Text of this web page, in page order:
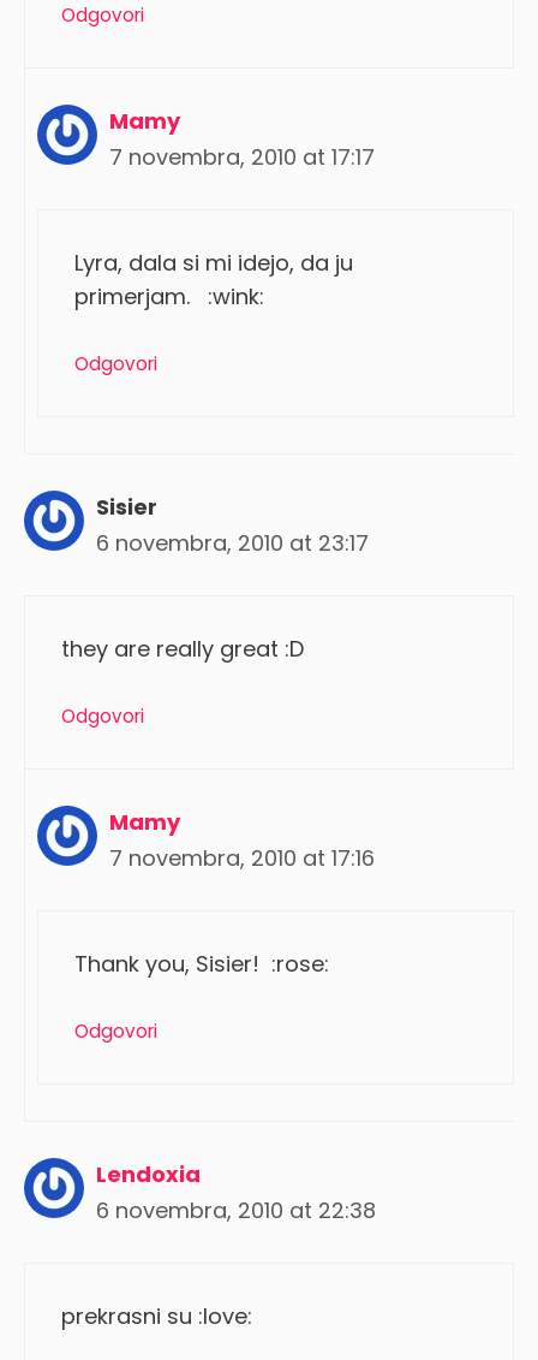
Odgovori
Mamy
7 novembra, 2010 at 17:17
Lyra, dala si mi idejo, da ju
primerjam. :wink:
Odgovori
Sisier
6 novembra, 2010 at 23:17
they are really great :D
Odgovori
Mamy
7 novembra, 2010 at 17:16
Thank you, Sisier! :rose:
Odgovori
Lendoxia
6 novembra, 2010 at 22:38
prekrasni su :love: